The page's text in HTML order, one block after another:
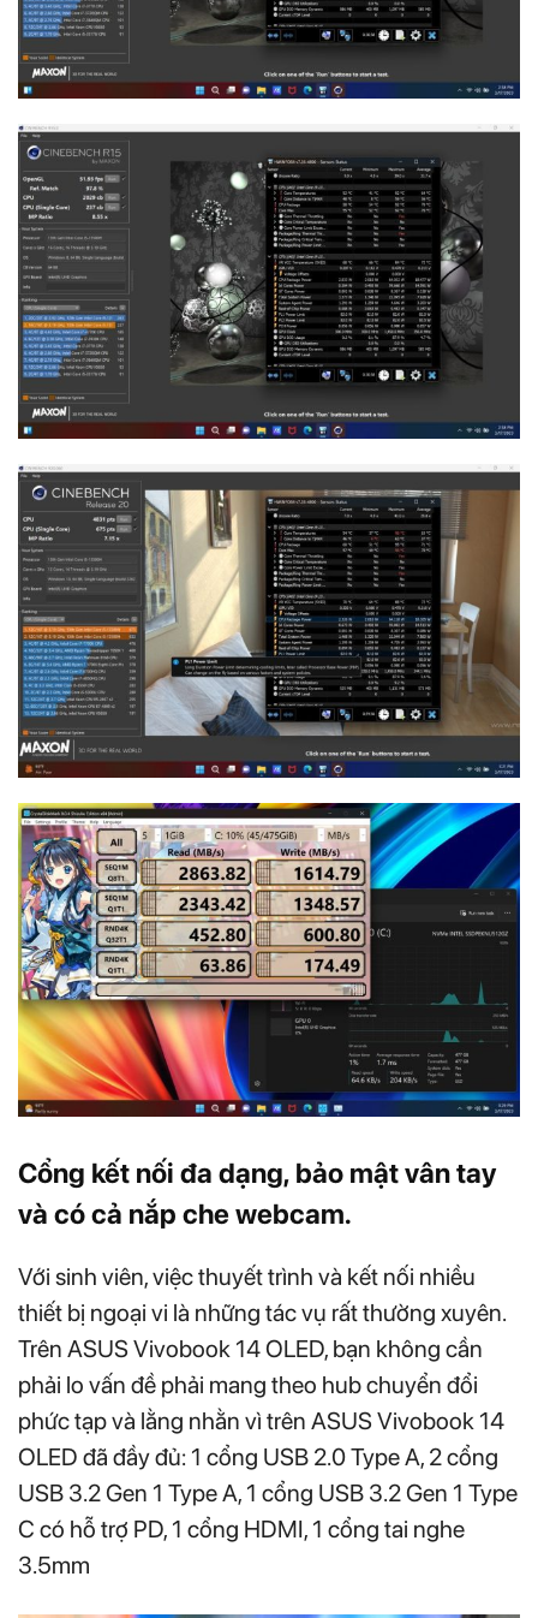
Cổng kết nối đa dạng, bảo mật vân tay
và có cả nắp che webcam.
Với sinh viên, việc thuyết trình và kết nối nhiều
thiết bị ngoại vi là những tác vụ rất thường xuyên.
Trên ASUS Vivobook 14 OLED, bạn không cần
phải lo vấn đề phải mang theo hub chuyển đổi
phức tạp và lằng nhằn vì trên ASUS Vivobook 14
OLED đã đầy đủ: 1 cổng USB 2.0 Type A, 2 cổng
USB 3.2 Gen 1 Type A, 1 cổng USB 3.2 Gen 1 Type
C có hỗ trợ PD, 1 cổng HDMI, 1 cổng tai nghe
3.5mm